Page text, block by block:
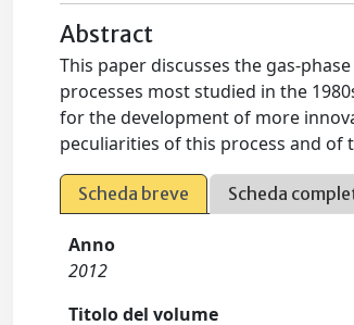
Abstract
This paper discusses the gas-
processes most studied in the
for the development of more
peculiarities of this process and of
Scheda breve Scheda
Anno
2012
Titolo del volume